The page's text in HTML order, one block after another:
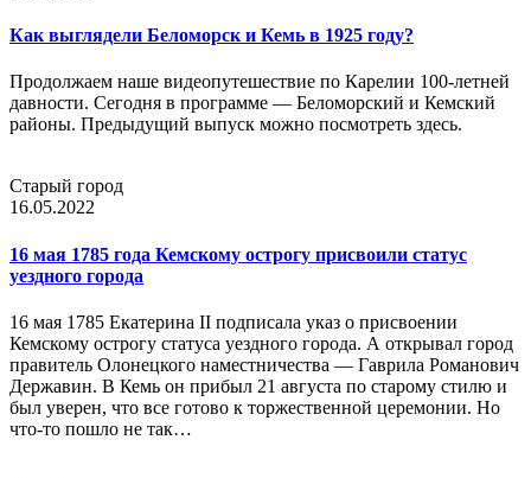
Как выглядели Беломорск и Кемь в 1925 году?
Продолжаем наше видеопутешествие по Карелии 100-летней
давности. Сегодня в программе — Беломорский и Кемский
районы. Предыдущий выпуск можно посмотреть здесь.
Старый город
16.05.2022
16 мая 1785 года Кемскому острогу присвоили статус
уездного города
16 мая 1785 Екатерина II подписала указ о присвоении
Кемскому острогу статуса уездного города. А открывал город
правитель Олонецкого наместничества — Гаврила Романович
Державин. В Кемь он прибыл 21 августа по старому стилю и
был уверен, что все готово к торжественной церемонии. Но
что-то пошло не так…